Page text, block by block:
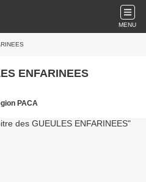
MENU
ENFARINEES
PACA